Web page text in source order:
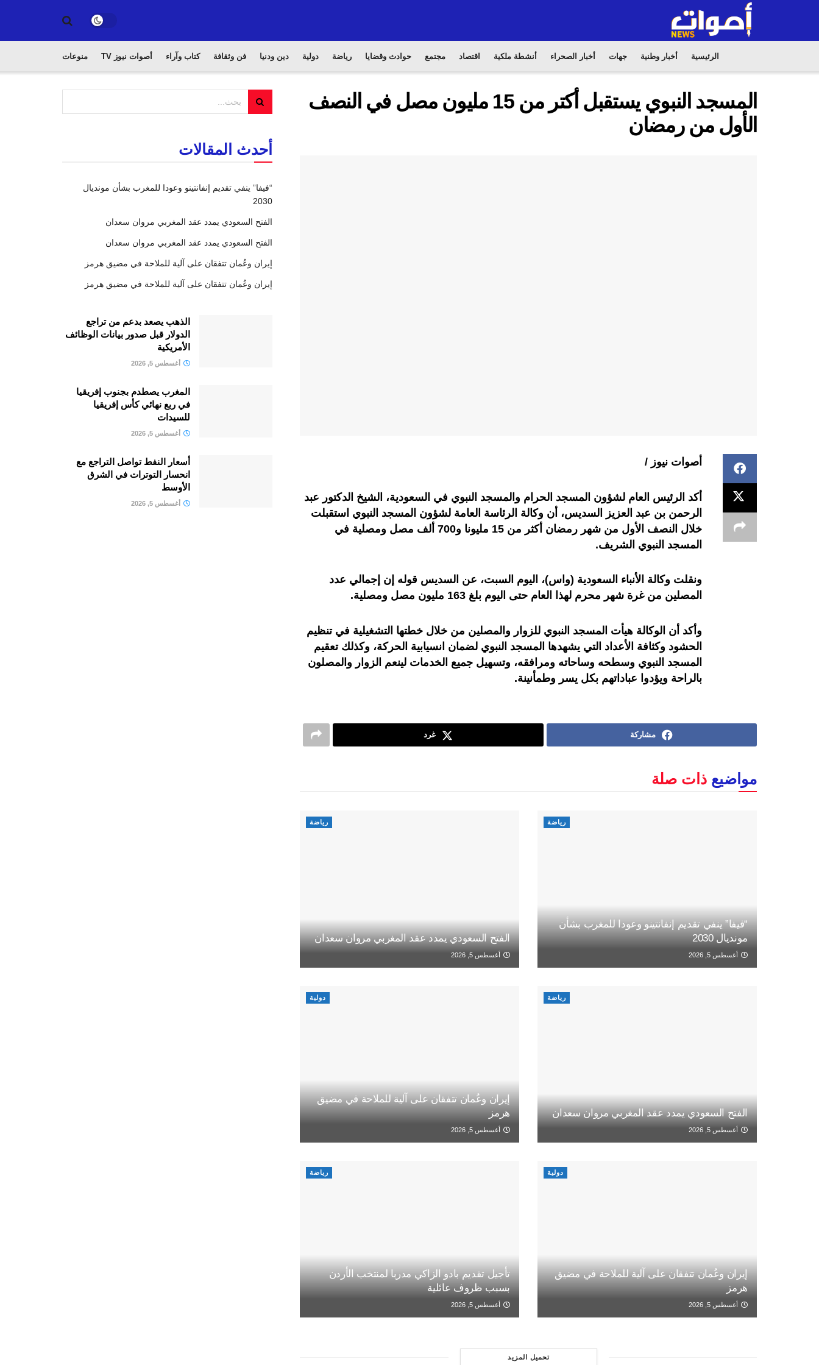
الرئيسية أخبار وطنية جهات أخبار الصحراء أنشطة ملكية اقتصاد مجتمع حوادث وقضايا رياضة دولية دين ودنيا فن وثقافة كتاب وآراء أصوات نيوز TV منوعات
المسجد النبوي يستقبل أكتر من 15 مليون مصل في النصف
الأول من رمضان
أصوات نيوز /
أكد الرئيس العام لشؤون المسجد الحرام والمسجد النبوي في السعودية، الشيخ الدكتور عبد
الرحمن بن عبد العزيز السديس، أن وكالة الرئاسة العامة لشؤون المسجد النبوي استقبلت
خلال النصف الأول من شهر رمضان أكثر من 15 مليونا و700 ألف مصل ومصلية في
المسجد النبوي الشريف.
ونقلت وكالة الأنباء السعودية (واس)، اليوم السبت، عن السديس قوله إن إجمالي عدد
المصلين من غرة شهر محرم لهذا العام حتى اليوم بلغ 163 مليون مصل ومصلية.
وأكد أن الوكالة هيأت المسجد النبوي للزوار والمصلين من خلال خطتها التشغيلية في تنظيم
الحشود وكثافة الأعداد التي يشهدها المسجد النبوي لضمان انسيابية الحركة، وكذلك تعقيم
المسجد النبوي وسطحه وساحاته ومرافقه، وتسهيل جميع الخدمات لينعم الزوار والمصلون
بالراحة ويؤدوا عباداتهم بكل يسر وطمأنينة.
مشاركة غرد
مواضيع ذات صلة
رياضة
“فيفا” ينفي تقديم إنفانتينو وعودا للمغرب بشأن
مونديال 2030
أغسطس 5, 2026
رياضة
الفتح السعودي يمدد عقد المغربي مروان سعدان
أغسطس 5, 2026
رياضة
الفتح السعودي يمدد عقد المغربي مروان سعدان
أغسطس 5, 2026
دولية
إيران وعُمان تتفقان على آلية للملاحة في مضيق
هرمز
أغسطس 5, 2026
دولية
إيران وعُمان تتفقان على آلية للملاحة في مضيق
هرمز
أغسطس 5, 2026
رياضة
تأجيل تقديم بادو الزاكي مدربا لمنتخب الأردن
بسبب ظروف عائلية
أغسطس 5, 2026
تحميل المزيد
أحدث المقالات
“فيفا” ينفي تقديم إنفانتينو وعودا للمغرب بشأن مونديال
2030
الفتح السعودي يمدد عقد المغربي مروان سعدان
الفتح السعودي يمدد عقد المغربي مروان سعدان
إيران وعُمان تتفقان على آلية للملاحة في مضيق هرمز
إيران وعُمان تتفقان على آلية للملاحة في مضيق هرمز
الذهب يصعد بدعم من تراجع
الدولار قبل صدور بيانات الوظائف
الأمريكية
أغسطس 5, 2026
المغرب يصطدم بجنوب إفريقيا
في ربع نهائي كأس إفريقيا
للسيدات
أغسطس 5, 2026
أسعار النفط تواصل التراجع مع
انحسار التوترات في الشرق
الأوسط
أغسطس 5, 2026